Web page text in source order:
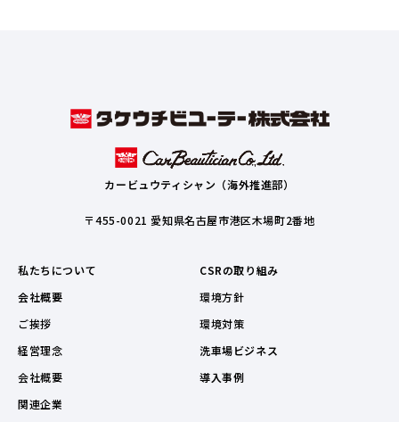
カービュウティシャン（海外推進部）
〒455-0021 愛知県名古屋市港区木場町2番地
私たちについて
会社概要
ご挨拶
経営理念
会社概要
関連企業
CSRの取り組み
環境方針
環境対策
洗車場ビジネス
導入事例